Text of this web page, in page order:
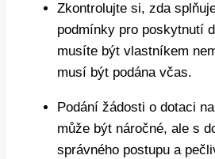
Zkontrolujte si, zda
podmínky pro poskytnutí
musíte být vlastníkem
musí být podána včas.
Podání žádosti o dotaci
může být náročné, ale s
správného postupu a